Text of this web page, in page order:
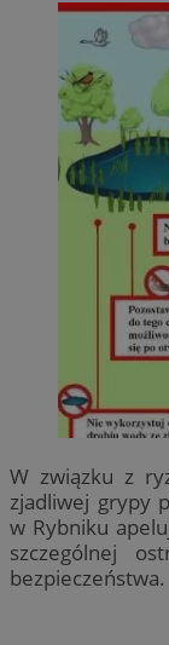
W związku z
zjadliwej grypy
w Rybniku
szczególnej
bezpieczeństwa.